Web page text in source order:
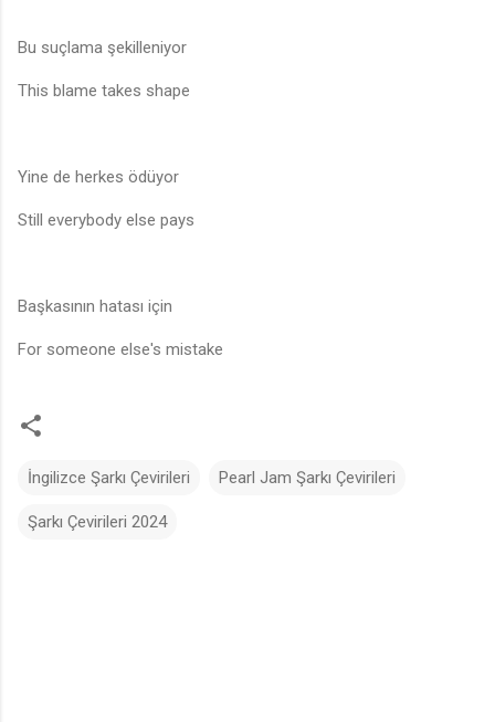
Bu suçlama şekilleniyor
This blame takes shape
Yine de herkes ödüyor
Still everybody else pays
Başkasının hatası için
For someone else's mistake
İngilizce Şarkı Çevirileri Pearl Jam Şarkı Çevirileri
Şarkı Çevirileri 2024